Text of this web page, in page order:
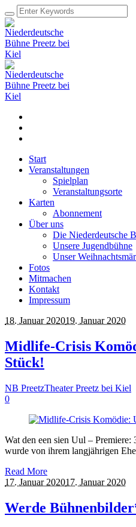
Start
Veranstaltungen
Spielplan
Veranstaltungsorte
Karten
Abonnement
Über uns
Die Niederdeutsche
Unsere Jugendbühne
Unser
Fotos
Mitmachen
Kontakt
Impressum
18. Januar 202019. Januar 2020
Midlife-Crisis
Stück!
NB PreetzTheater Preetz bei Kiel
0
Wat den een sien Uul – Premiere:
wurde von ihrem langjährigen
Read More
17. Januar 202017. Januar 2020
Werde